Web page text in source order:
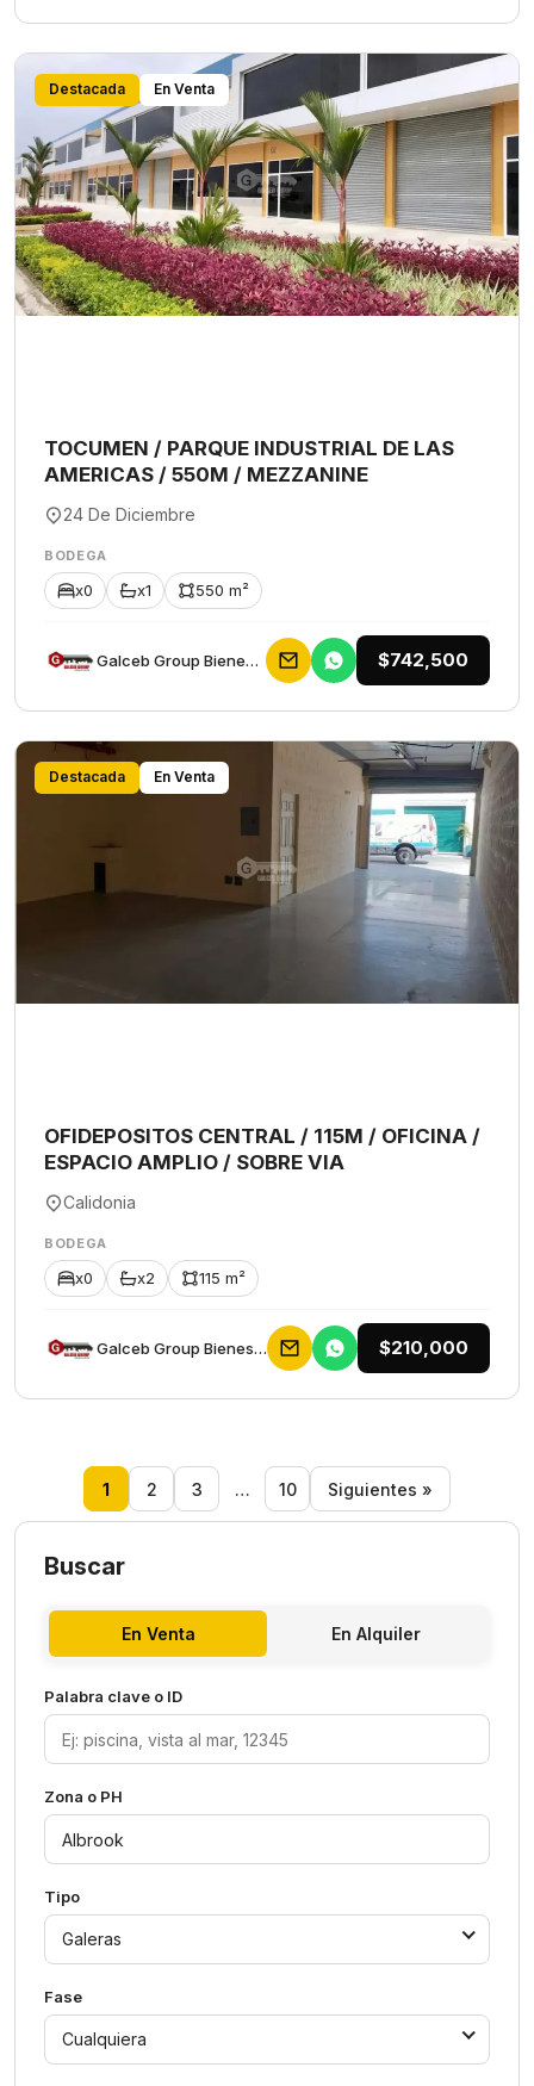
Destacada En Venta
TOCUMEN / PARQUE INDUSTRIAL DE LAS
AMERICAS / 550M / MEZZANINE
24 De Diciembre
BODEGA
x0 x1 550 m²
Galceb Group Bienes Raices $742,500
Destacada En Venta
OFIDEPOSITOS CENTRAL / 115M / OFICINA /
ESPACIO AMPLIO / SOBRE VIA
Calidonia
BODEGA
x0 x2 115 m²
Galceb Group Bienes Raices $210,000
1 2 3 … 10 Siguientes »
Buscar
En Venta En Alquiler
Palabra clave o ID
Zona o PH
Tipo
Galeras
Fase
Cualquiera